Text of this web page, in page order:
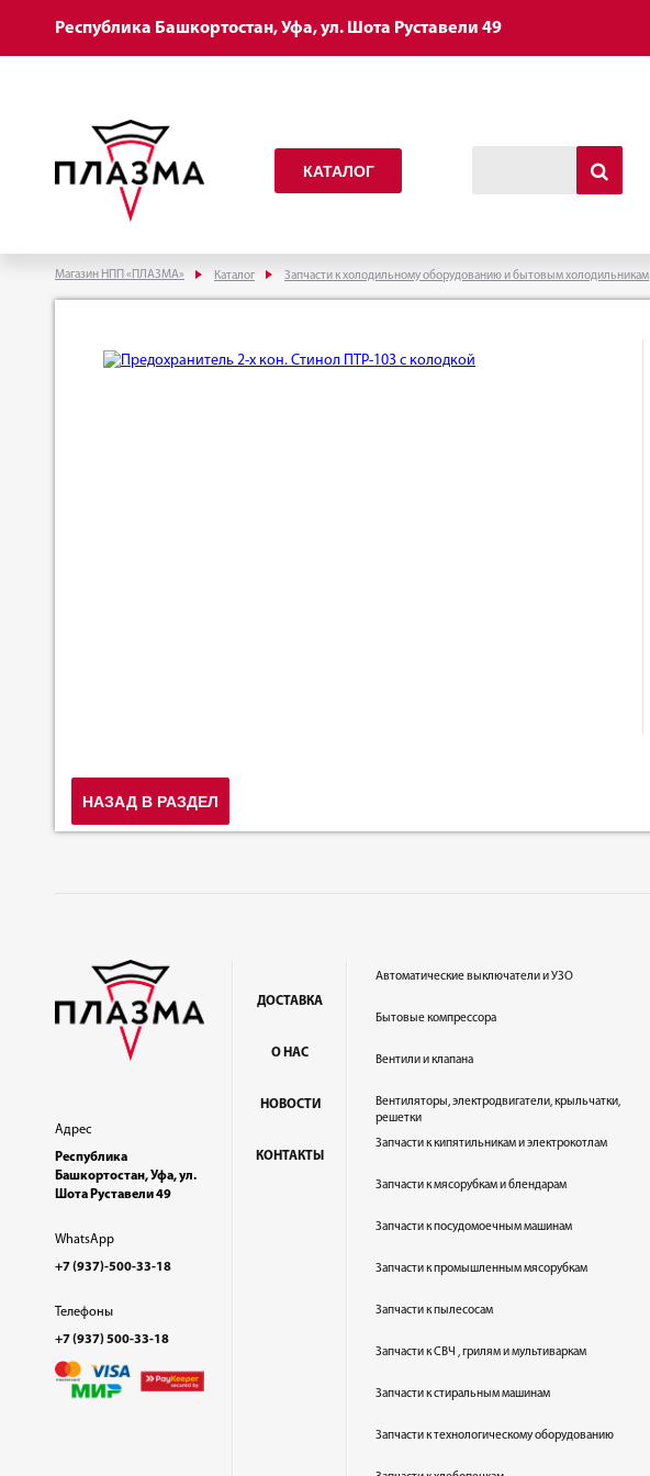
Республика Башкортостан, Уфа, ул. Шота Руставели 49
КАТАЛОГ
Магазин НПП «ПЛАЗМА» Каталог Запчасти к холодильному оборудованию и бытовым холодильникам
НАЗАД В РАЗДЕЛ
Адрес
Республика
Башкортостан, Уфа, ул.
Шота Руставели 49
WhatsApp
+7 (937)-500-33-18
Телефоны
+7 (937) 500-33-18
ДОСТАВКА
О НАС
НОВОСТИ
КОНТАКТЫ
Автоматические выключатели и УЗО
Бытовые компрессора
Вентили и клапана
Вентиляторы, электродвигатели, крыльчатки,
решетки
Запчасти к кипятильникам и электрокотлам
Запчасти к мясорубкам и блендарам
Запчасти к посудомоечным машинам
Запчасти к промышленным мясорубкам
Запчасти к пылесосам
Запчасти к СВЧ , грилям и мультиваркам
Запчасти к стиральным машинам
Запчасти к технологическому оборудованию